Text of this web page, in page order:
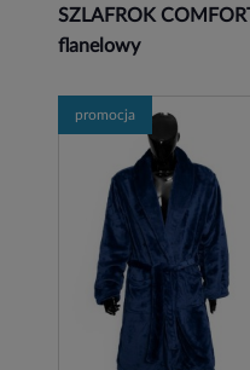
SZLAFROK
flanelowy
promocja